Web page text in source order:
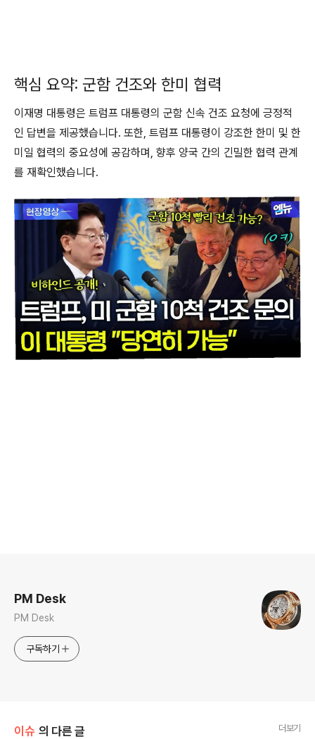
핵심 요약: 군함 건조와 한미 협력
이재명 대통령은 트럼프 대통령의 군함 신속 건조 요청에 긍정적
인 답변을 제공했습니다. 또한, 트럼프 대통령이 강조한 한미 및 한
미일 협력의 중요성에 공감하며, 향후 양국 간의 긴밀한 협력 관계
를 재확인했습니다.
PM Desk
PM Desk
구독하기
이슈 의 다른 글 더보기